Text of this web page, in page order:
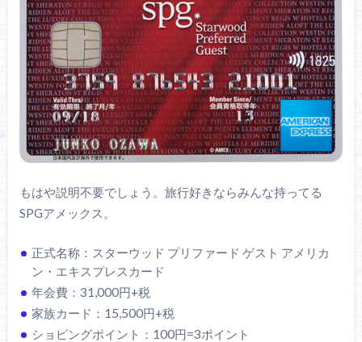
もはや説明不要でしょう。旅行好きならみんな持ってる
SPGアメックス。
正式名称：スターウッド プリファード ゲスト アメリカ
ン・エキスプレスカード
年会費：31,000円+税
家族カード：15,500円+税
ショピングポイント：100円=3ポイント